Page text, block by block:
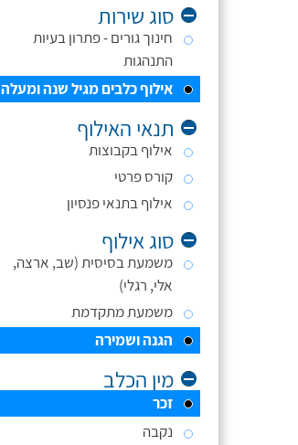
סוג שירות
חינוך גורים - פתרון בעיות
התנהגות
אילוף כלבים מגיל שנה ומעלה
תנאי האילוף
אילוף בקבוצות
קורס פרטי
אילוף בתנאי פנסיון
סוג אילוף
משמעת בסיסית (שב, ארצה,
אלי, רגלי)
משמעת מתקדמת
הגנה ושמירה
מין הכלב
זכר
נקבה